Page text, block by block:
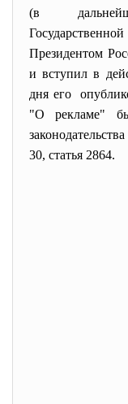
(в
Президентом
и вступил в
дня его
"О рекламе"
30, статья 2864.